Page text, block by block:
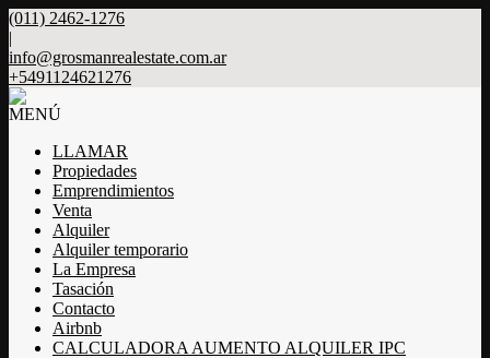
(011) 2462-1276
|
info@grosmanrealestate.com.ar
+5491124621276
MENÚ
LLAMAR
Propiedades
Emprendimientos
Venta
Alquiler
Alquiler temporario
La Empresa
Tasación
Contacto
Airbnb
CALCULADORA AUMENTO ALQUILER IPC